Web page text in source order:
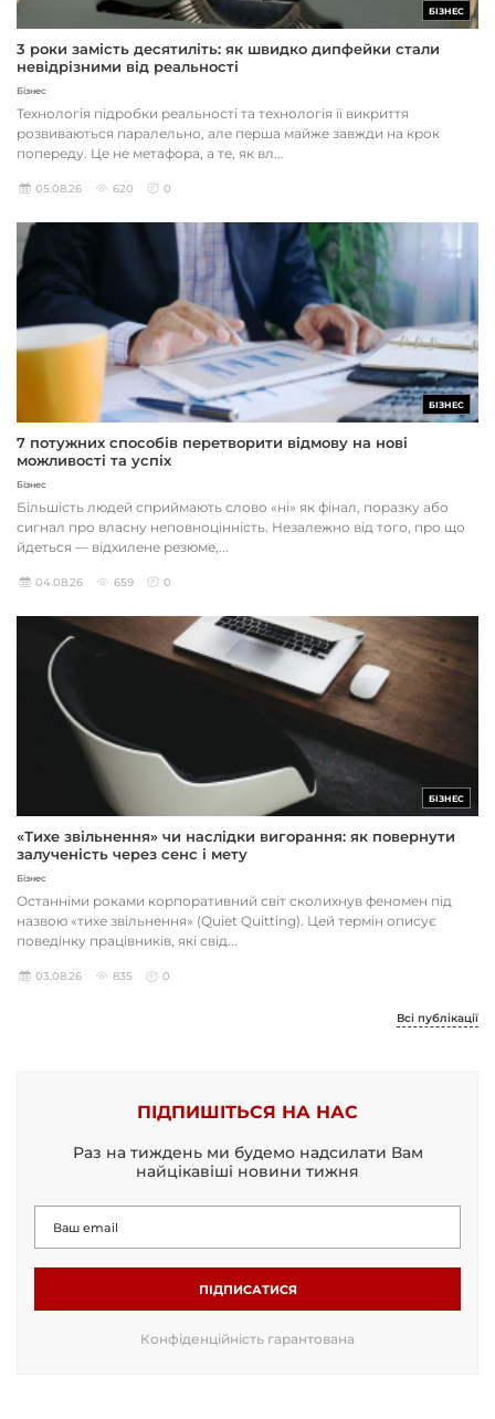
БІЗНЕС
3 роки замість десятиліть: як швидко дипфейки стали
невідрізними від реальності
Бізнес
Технологія підробки реальності та технологія її викриття
розвиваються паралельно, але перша майже завжди на крок
попереду. Це не метафора, а те, як вл...
05.08.26 620 0
БІЗНЕС
7 потужних способів перетворити відмову на нові
можливості та успіх
Бізнес
Більшість людей сприймають слово «ні» як фінал, поразку або
сигнал про власну неповноцінність. Незалежно від того, про що
йдеться — відхилене резюме,...
04.08.26 659 0
БІЗНЕС
«Тихе звільнення» чи наслідки вигорання: як повернути
залученість через сенс і мету
Бізнес
Останніми роками корпоративний світ сколихнув феномен під
назвою «тихе звільнення» (Quiet Quitting). Цей термін описує
поведінку працівників, які свід...
03.08.26 835 0
Всі публікації
ПІДПИШІТЬСЯ НА НАС
Раз на тиждень ми будемо надсилати Вам
найцікавіші новини тижня
ПІДПИСАТИСЯ
Конфіденційність гарантована